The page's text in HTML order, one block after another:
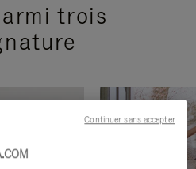
trois
Continuer sans accepter